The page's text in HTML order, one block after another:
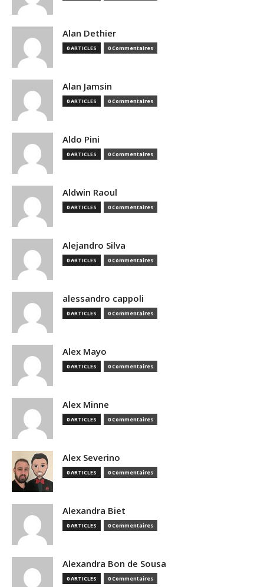
Alan Dethier
0 ARTICLES 0 Commentaires
Alan Jamsin
0 ARTICLES 0 Commentaires
Aldo Pini
0 ARTICLES 0 Commentaires
Aldwin Raoul
0 ARTICLES 0 Commentaires
Alejandro Silva
0 ARTICLES 0 Commentaires
alessandro cappoli
0 ARTICLES 0 Commentaires
Alex Mayo
0 ARTICLES 0 Commentaires
Alex Minne
0 ARTICLES 0 Commentaires
Alex Severino
0 ARTICLES 0 Commentaires
Alexandra Biet
0 ARTICLES 0 Commentaires
Alexandra Bon de Sousa
0 ARTICLES 0 Commentaires